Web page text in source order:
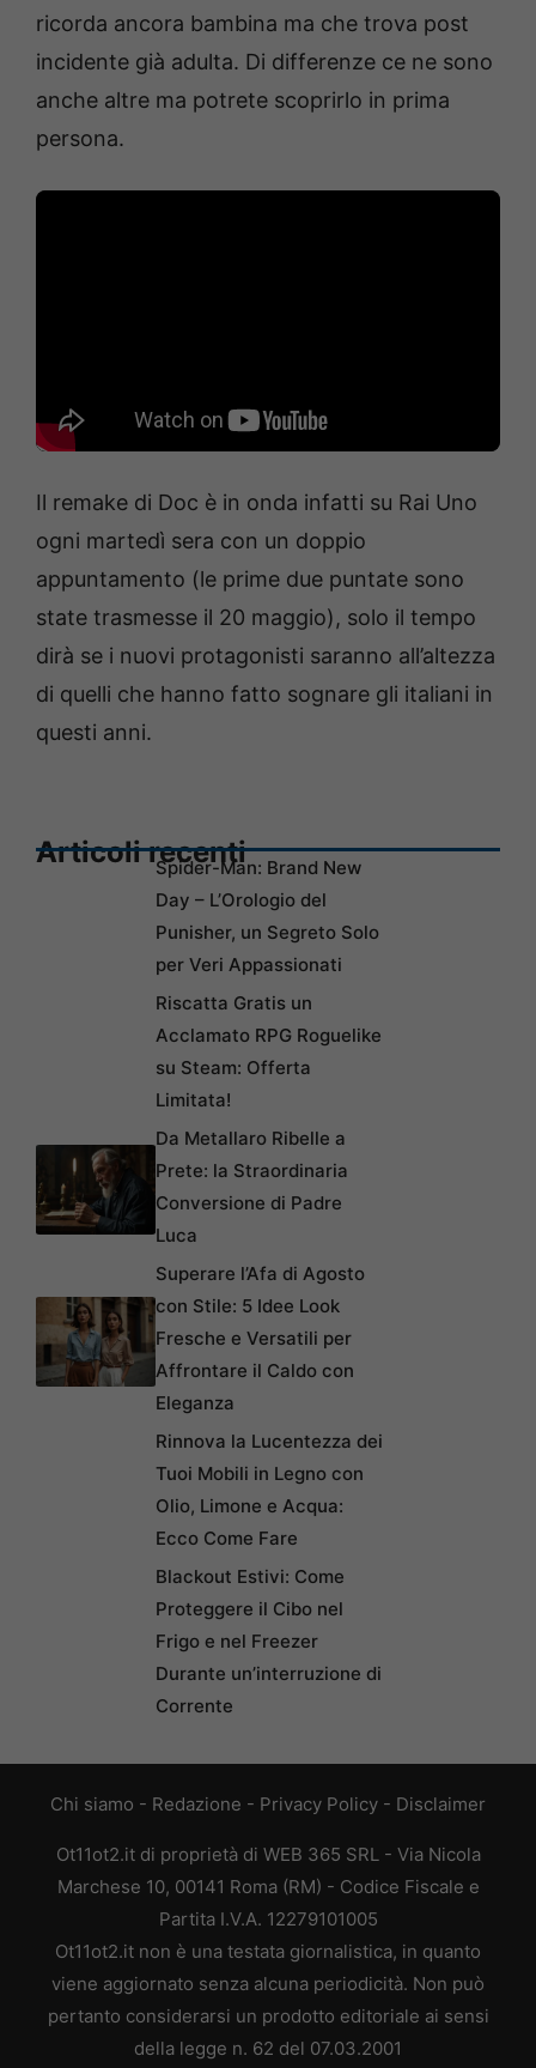
ricorda ancora bambina ma che trova post
incidente già adulta. Di differenze ce ne sono
anche altre ma potrete scoprirlo in prima
persona.
Il remake di Doc è in onda infatti su Rai Uno
ogni martedì sera con un doppio
appuntamento (le prime due puntate sono
state trasmesse il 20 maggio), solo il tempo
dirà se i nuovi protagonisti saranno all’altezza
di quelli che hanno fatto sognare gli italiani in
questi anni.
Articoli recentiSpider-Man: Brand New
Day – L’Orologio del
Punisher, un Segreto Solo
per Veri Appassionati
Riscatta Gratis un
Acclamato RPG Roguelike
su Steam: Offerta
Limitata!
Da Metallaro Ribelle a
Prete: la Straordinaria
Conversione di Padre
Luca
Superare l’Afa di Agosto
con Stile: 5 Idee Look
Fresche e Versatili per
Affrontare il Caldo con
Eleganza
Rinnova la Lucentezza dei
Tuoi Mobili in Legno con
Olio, Limone e Acqua:
Ecco Come Fare
Blackout Estivi: Come
Proteggere il Cibo nel
Frigo e nel Freezer
Durante un’interruzione di
Corrente
Chi siamo - Redazione - Privacy Policy - Disclaimer
Ot11ot2.it di proprietà di WEB 365 SRL - Via Nicola
Marchese 10, 00141 Roma (RM) - Codice Fiscale e
Partita I.V.A. 12279101005
Ot11ot2.it non è una testata giornalistica, in quanto
viene aggiornato senza alcuna periodicità. Non può
pertanto considerarsi un prodotto editoriale ai sensi
della legge n. 62 del 07.03.2001